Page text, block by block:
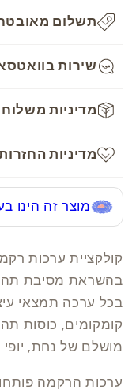
מלכת
-
16
מלכת
-
16
תשלום מאובטח
שירות
מדיניות
מדיניות החזרות
מוצר זה הינו
קולקציית ערכות
בהשראת מסיבת תה
בכל ערכה תמצאי
קומקומים, כוסות תה,
מושלם של נחת, יופי
ערכות הרקמה